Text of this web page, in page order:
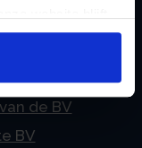
opstellen
de BV
BV